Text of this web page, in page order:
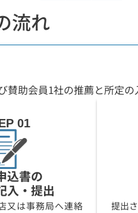
流れ
賛助会員1社の推薦と所定
01
込書の
入・提出
又は事務局へ連絡
提出